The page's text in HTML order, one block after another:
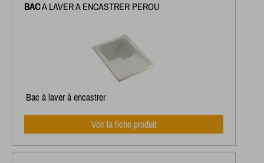
BACA LAVER A ENCASTRER PEROU
Bac à laver à encastrer
Voir la fiche produit